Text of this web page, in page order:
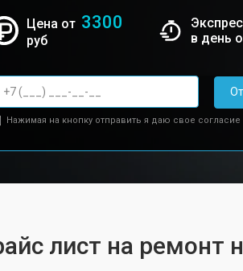
Цена от 3300
руб
в день
Нажимая на кнопку отправить я даю свое согласие
лист на ремонт